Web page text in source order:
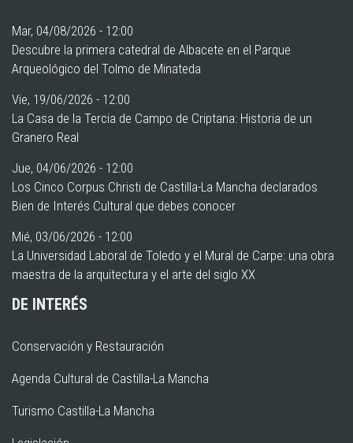
Mar, 04/08/2026 - 12:00
Descubre la primera catedral de Albacete en el Parque
Arqueológico del Tolmo de Minateda
Vie, 19/06/2026 - 12:00
La Casa de la Tercia de Campo de Criptana: Historia de un
Granero Real
Jue, 04/06/2026 - 12:00
Los Cinco Corpus Christi de Castilla-La Mancha declarados
Bien de Interés Cultural que debes conocer
Mié, 03/06/2026 - 12:00
La Universidad Laboral de Toledo y el Mural de Carpe: una obra
maestra de la arquitectura y el arte del siglo XX
DE INTERÉS
Conservación y Restauración
Agenda Cultural de Castilla-La Mancha
Turismo Castilla-La Mancha